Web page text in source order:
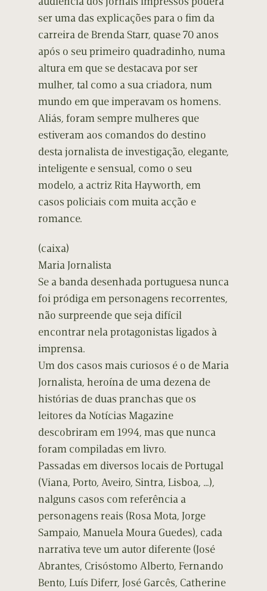
ser uma das explicações para o fim da
carreira de Brenda Starr, quase 70 anos
após o seu primeiro quadradinho, numa
altura em que se destacava por ser
mulher, tal como a sua criadora, num
mundo em que imperavam os homens.
Aliás, foram sempre mulheres que
estiveram aos comandos do destino
desta jornalista de investigação, elegante,
inteligente e sensual, como o seu
modelo, a actriz Rita Hayworth, em
casos policiais com muita acção e
romance.
(caixa)
Maria Jornalista
Se a banda desenhada portuguesa nunca
foi pródiga em personagens recorrentes,
não surpreende que seja difícil
encontrar nela protagonistas ligados à
imprensa.
Um dos casos mais curiosos é o de Maria
Jornalista, heroína de uma dezena de
histórias de duas pranchas que os
leitores da Notícias Magazine
descobriram em 1994, mas que nunca
foram compiladas em livro.
Passadas em diversos locais de Portugal
(Viana, Porto, Aveiro, Sintra, Lisboa, …),
nalguns casos com referência a
personagens reais (Rosa Mota, Jorge
Sampaio, Manuela Moura Guedes), cada
narrativa teve um autor diferente (José
Abrantes, Crisóstomo Alberto, Fernando
Bento, Luís Diferr, José Garcês, Catherine